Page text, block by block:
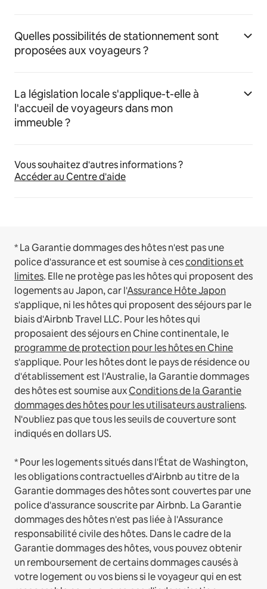
Quelles possibilités de stationnement sont
proposées aux voyageurs ?
La législation locale s'applique-t-elle à
l'accueil de voyageurs dans mon
immeuble ?
Vous souhaitez d'autres informations ?
Accéder au Centre d'aide
* La Garantie dommages des hôtes n'est pas une
police d'assurance et est soumise à cesconditions et
limites. Elle ne protège pas les hôtes qui proposent des
logements au Japon, car l'Assurance Hôte Japon
s'applique, ni les hôtes qui proposent des séjours par le
biais d'Airbnb Travel LLC. Pour les hôtes qui
proposaient des séjours en Chine continentale, le
programme de protection pour les hôtes en Chine
s'applique. Pour les hôtes dont le pays de résidence ou
d'établissement est l'Australie, la Garantie dommages
des hôtes est soumise auxConditions de la Garantie
dommages des hôtes pour les utilisateurs australiens.
N'oubliez pas que tous les seuils de couverture sont
indiqués en dollars US.
* Pour les logements situés dans l'État de Washington,
les obligations contractuelles d'Airbnb au titre de la
Garantie dommages des hôtes sont couvertes par une
police d'assurance souscrite par Airbnb. La Garantie
dommages des hôtes n'est pas liée à l'Assurance
responsabilité civile des hôtes. Dans le cadre de la
Garantie dommages des hôtes, vous pouvez obtenir
un remboursement de certains dommages causés à
votre logement ou vos biens si le voyageur qui en est